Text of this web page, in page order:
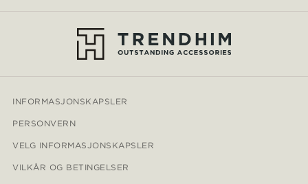
INFORMASJONSKAPSLER
PERSONVERN
VELG INFORMASJONSKAPSLER
VILKÅR OG BETINGELSER